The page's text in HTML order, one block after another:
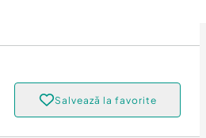
Salvează la favorite